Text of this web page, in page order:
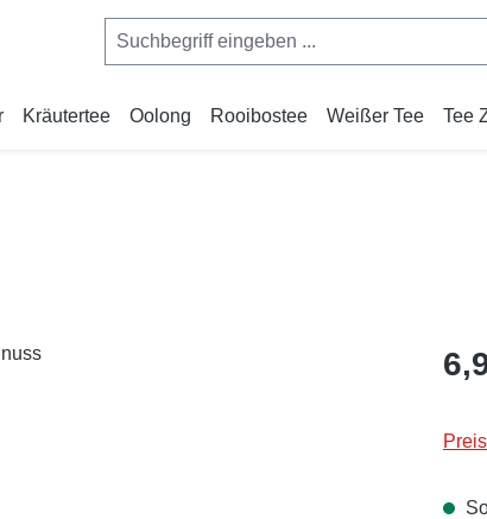
Kräutertee Oolong Rooibostee Weißer Tee Tee